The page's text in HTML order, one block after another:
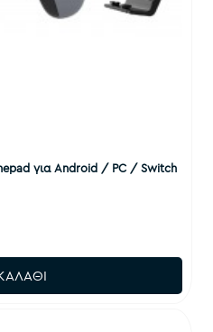
για Android / PC / Switch